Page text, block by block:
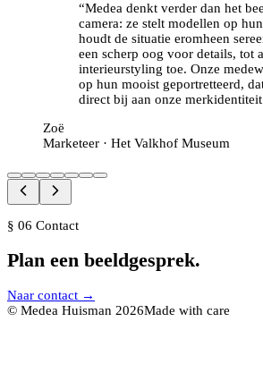
“Medea denkt verder dan het
camera: ze stelt modellen op
houdt de situatie eromheen
een scherp oog voor details, tot
interieurstyling toe. Onze
op hun mooist geportretteerd,
direct bij aan onze
Zoë
Marketeer · Het Valkhof Museum
§ 06 Contact
Plan een beeldgesprek.
Naar contact →
© Medea Huisman 2026Made with care